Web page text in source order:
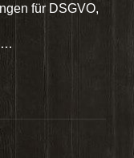
für DSGVO,